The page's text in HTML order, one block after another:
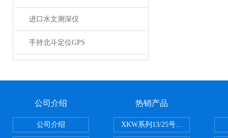
进口水文测深仪
手持北斗定位GPS
公司介绍
公司介绍
热销产品
XKW系列13/25号浮游生物网